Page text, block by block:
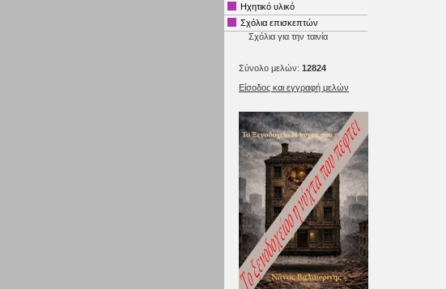
Ηχητικό υλικό
Σχόλια επισκεπτών
Σχόλια για την ταινία
Σύνολο μελών: 12824
Είσοδος και εγγραφή μελών